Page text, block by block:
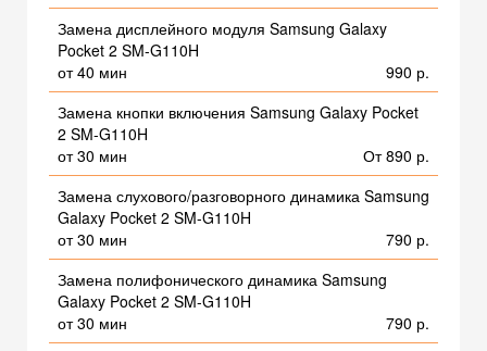
Замена дисплейного модуля Samsung Galaxy
Pocket 2 SM-G110H
от 40 мин
990 р.
Замена кнопки включения Samsung Galaxy Pocket
2 SM-G110H
от 30 мин
От 890 р.
Замена слухового/разговорного динамика Samsung
Galaxy Pocket 2 SM-G110H
от 30 мин
790 р.
Замена полифонического динамика Samsung
Galaxy Pocket 2 SM-G110H
от 30 мин
790 р.